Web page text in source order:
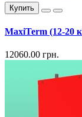
Купить
MaxiTerm (12-20
12060.00 грн.